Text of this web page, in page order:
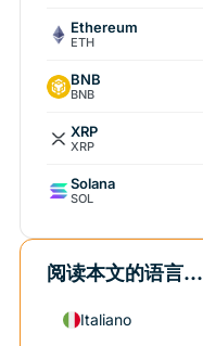
Ethereum
ETH
BNB
BNB
XRP
XRP
Solana
SOL
阅读本文的语言...
Italiano